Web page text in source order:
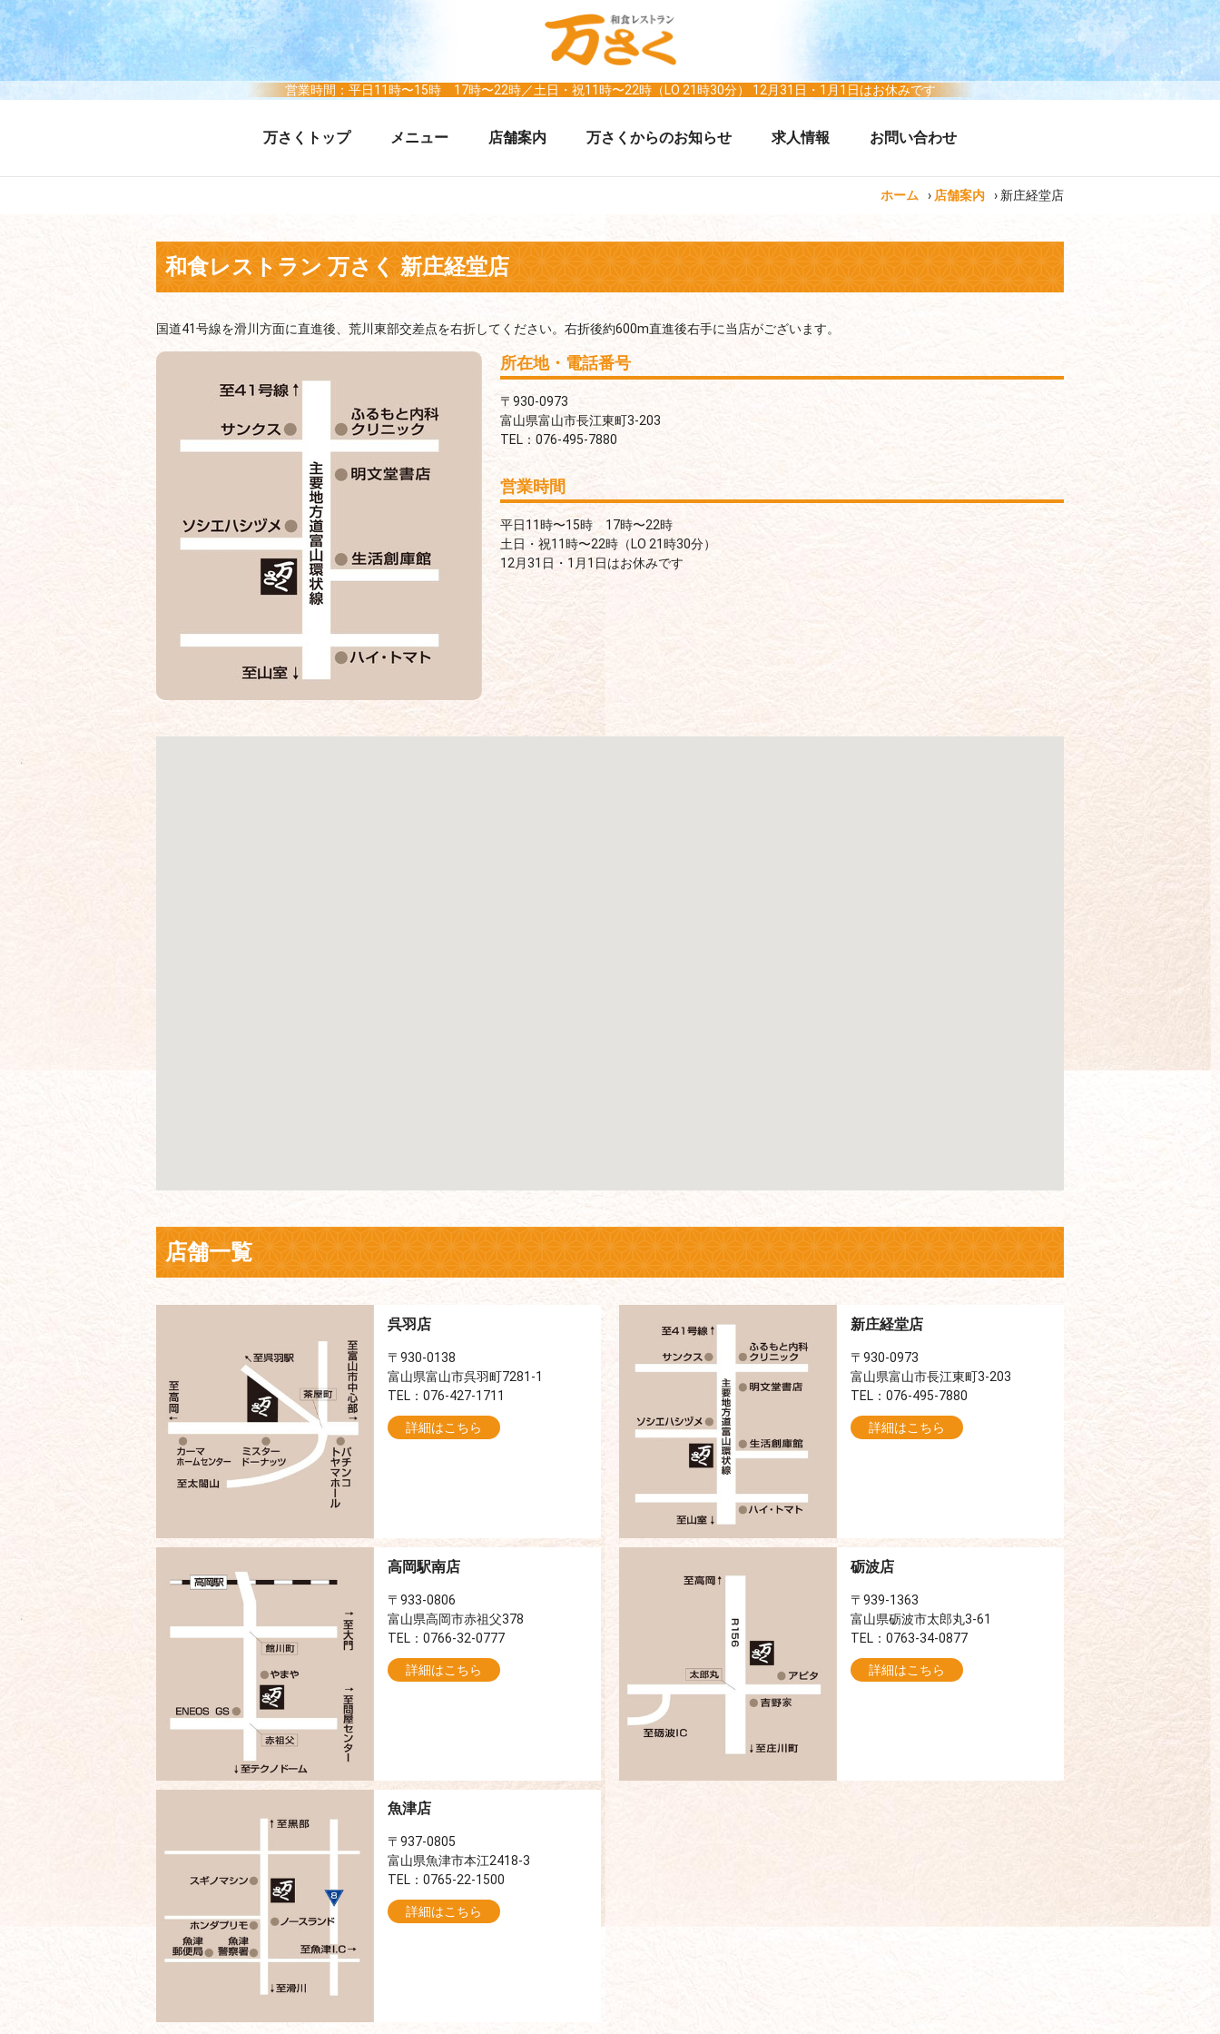
営業時間：平日11時〜15時 17時〜22時／土日・祝11時〜22時（LO 21時30分） 12月31日・1月1日はお休みです
万さくトップ メニュー 店舗案内 万さくからのお知らせ 求人情報 お問い合わせ
ホーム › 店舗案内 › 新庄経堂店
和食レストラン 万さく 新庄経堂店
国道41号線を滑川方面に直進後、荒川東部交差点を右折してください。右折後約600m直進後右手に当店がございます。
所在地・電話番号
〒930-0973
富山県富山市長江東町3-203
TEL：076-495-7880
営業時間
平日11時〜15時 17時〜22時
土日・祝11時〜22時（LO 21時30分）
12月31日・1月1日はお休みです
店舗一覧
呉羽店
〒930-0138
富山県富山市呉羽町7281-1
TEL：076-427-1711
詳細はこちら
新庄経堂店
〒930-0973
富山県富山市長江東町3-203
TEL：076-495-7880
詳細はこちら
高岡駅南店
〒933-0806
富山県高岡市赤祖父378
TEL：0766-32-0777
詳細はこちら
砺波店
〒939-1363
富山県砺波市太郎丸3-61
TEL：0763-34-0877
詳細はこちら
魚津店
〒937-0805
富山県魚津市本江2418-3
TEL：0765-22-1500
詳細はこちら